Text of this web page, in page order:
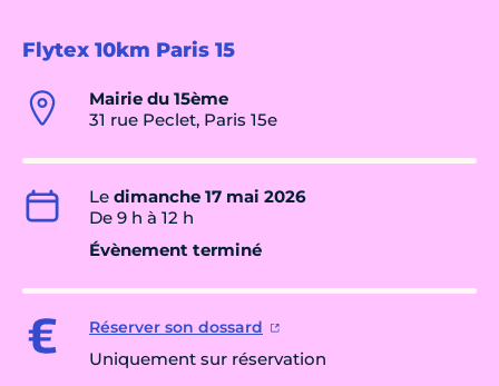
Flytex 10km Paris 15
Mairie du 15ème
31 rue Peclet, Paris 15e
Le dimanche 17 mai 2026
De 9 h à 12 h
Évènement terminé
Réserver son dossard
Uniquement sur réservation